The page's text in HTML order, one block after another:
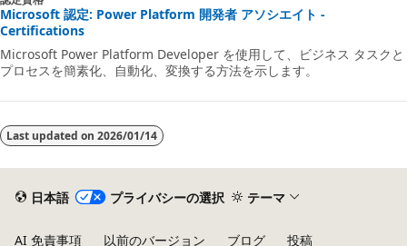
Microsoft 認定: Power Platform 開発者 アソシエイト -
Certifications
Microsoft Power Platform Developer を使用して、ビジネス タスクと
プロセスを簡素化、自動化、変換する方法を示します。
Last updated on 2026/01/14
日本語 プライバシーの選択 テーマ
AI 免責事項 以前のバージョン ブログ 投稿